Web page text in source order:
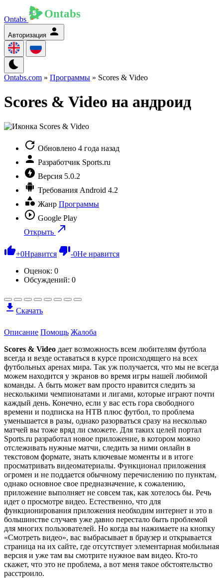
Ontabs
Авторизация
Ontabs.com » Программы » Scores & Video
Scores & Video на андроид
Обновлено 4 года назад
Разработчик Sports.ru
Версия 5.0.2
Требования Android 4.2
Жанр Программы
Google Play
Открыть
+0Нравится -0Не нравится
Оценок: 0
Обсуждений: 0
Скачать
Описание Помощь Жалоба
Scores & Video дает возможность всем любителям футбола
всегда и везде оставаться в курсе происходящего на всех
футбольных аренах мира. Так уж получается, что мы не всегда
можем находится у экранов во время игры нашей любимой
команды. А быть может вам просто нравится следить за
несколькими чемпионатами и лигами, которые играют почти
каждый день. Конечно, если у вас есть гора свободного
времени и подписка на НТВ плюс футбол, то проблема
уменьшается в разы, однако разорваться сразу на несколько
матчей вы тоже вряд ли сможете. Для таких целей портал
Sports.ru разработал новое приложение, в котором можно
отслеживать нужные матчи, следить за ними онлайн в
текстовом формате, знать ключевые моменты и в итоге
просматривать видеоматериалы. Функционал приложения
огромен и не поддается обычному перечислению по пунктам,
однако основное свое предназначение, к сожалению,
приложение выполняет не совсем так, как хотелось бы. Речь
идет о просмотре видео. Естественно, что для
функционирования приложения необходим интернет и это в
большинстве случаев уже давно перестало быть проблемой
для многих пользователей. Но когда вы нажимаете на кнопку
«Смотреть видео», вас выбрасывает в браузер и открывается
страница на их сайте, где отсутствует элементарная мобильная
версия и уже там вы смотрите нужное вам видео. Кто-то
скажет, что это не проблема, а вот меня такое обстоятельство
расстроило.